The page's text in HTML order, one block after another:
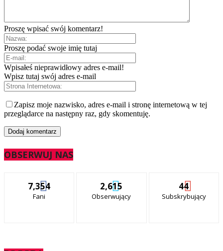
Proszę wpisać swój komentarz!
Proszę podać swoje imię tutaj
Wpisałeś nieprawidłowy adres e-mail!
Wpisz tutaj swój adres e-mail
Zapisz moje nazwisko, adres e-mail i stronę internetową w tej
przeglądarce na następny raz, gdy skomentuję.
OBSERWUJ NAS
7,354
Fani
2,615
Obserwujący
44
Subskrybujący